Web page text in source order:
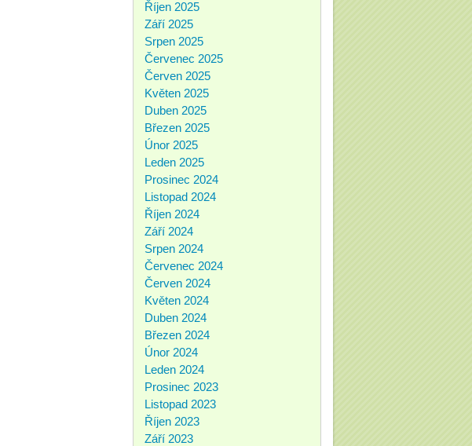
Říjen 2025
Září 2025
Srpen 2025
Červenec 2025
Červen 2025
Květen 2025
Duben 2025
Březen 2025
Únor 2025
Leden 2025
Prosinec 2024
Listopad 2024
Říjen 2024
Září 2024
Srpen 2024
Červenec 2024
Červen 2024
Květen 2024
Duben 2024
Březen 2024
Únor 2024
Leden 2024
Prosinec 2023
Listopad 2023
Říjen 2023
Září 2023